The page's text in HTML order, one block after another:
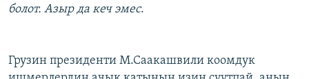
болот. Азыр да кеч эмес.
Грузин президенти М.Саакашвили коомдук